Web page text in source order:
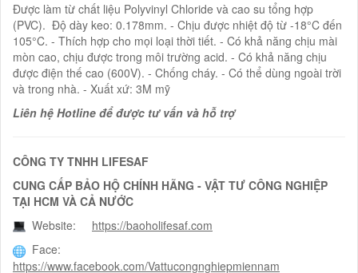
Được làm từ chất liệu Polyvinyl Chloride và cao su tổng hợp
(PVC). Độ dày keo: 0.178mm. - Chịu được nhiệt độ từ -18°C đến
105°C. - Thích hợp cho mọi loại thời tiết. - Có khả năng chịu mài
mòn cao, chịu được trong môi trường acid. - Có khả năng chịu
được điện thế cao (600V). - Chống cháy. - Có thể dùng ngoài trời
và trong nhà. - Xuất xứ: 3M mỹ
Liên hệ Hotline để được tư vấn và hỗ trợ
CÔNG TY TNHH LIFESAF
CUNG CẤP BẢO HỘ CHÍNH HÃNG - VẬT TƯ CÔNG NGHIỆP
TẠI HCM VÀ CẢ NƯỚC
Website: https://baoholifesaf.com
Face:
https://www.facebook.com/Vattucongnghiepmiennam